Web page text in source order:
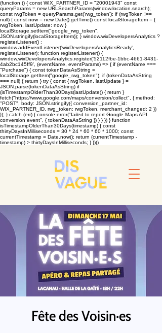
(function () { const WIX_PARTNER_ID = "20001943" const
queryParams = new URLSearchParams(window.location.search);
const rwgToken = queryParams.get('rwg_token'); if (rwgToken !==
null) { const now = new Date().getTime() const localStorageItem = {
rwgToken, lastUpdate: now }
localStorage.setItem("google_rwg_token",
JSON.stringify(localStorageItem)); } window.wixDevelopersAnalytics ?
registerListener() :
window.addEventListener('wixDevelopersAnalyticsReady',
registerListener); function registerListener() {
window.wixDevelopersAnalytics.register('52112fbe-1bbc-4661-8431-
4ab2bc145ff9', (eventName, eventParams) => { if (eventName ===
"Purchase") { const tokenDataAsString =
localStorage.getItem("google_rwg_token"); if (tokenDataAsString
=== null) { return } try { const { rwgToken, lastUpdate } =
JSON.parse(tokenDataAsString) if
(isTimestampOlderThan30Days(lastUpdate)) { return }
fetch("https://www.google.com/maps/conversion/collect", { method:
"POST", body: JSON.stringify({ conversion_partner_id:
WIX_PARTNER_ID, rwg_token: rwgToken, merchant_changed: 2 })
}); } catch (err) { console.error("failed to report Google Maps API
conversion event", { tokenDataAsString }) } } }) } function
isTimestampOlderThan30Days(timestamp) { const
thirtyDaysInMilliseconds = 30 * 24 * 60 * 60 * 1000; const
currentTimestamp = Date.now(); return (currentTimestamp -
timestamp) > thirtyDaysInMilliseconds; } })()
Fête des Voisin·es